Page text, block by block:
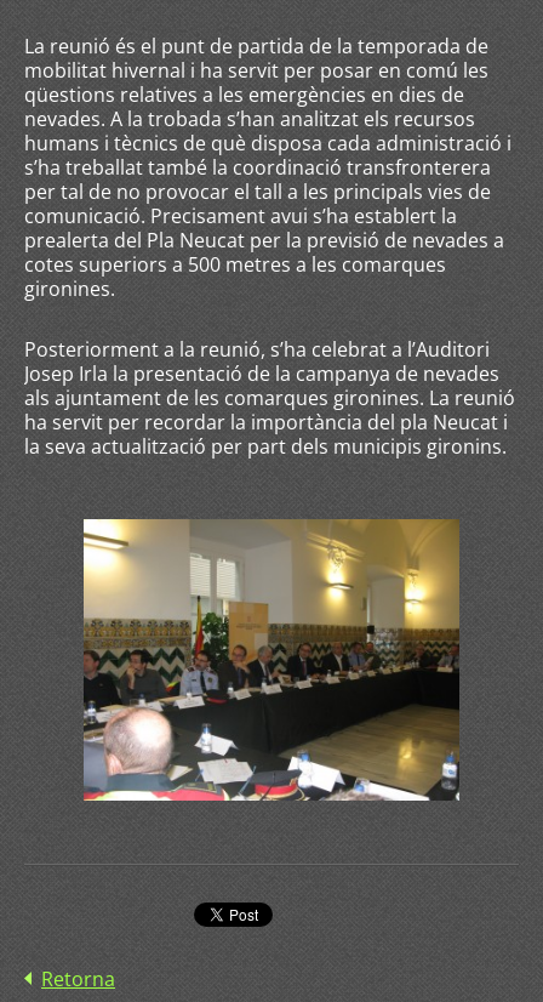
La reunió és el punt de partida de la temporada de
mobilitat hivernal i ha servit per posar en comú les
qüestions relatives a les emergències en dies de
nevades. A la trobada s’han analitzat els recursos
humans i tècnics de què disposa cada administració i
s’ha treballat també la coordinació transfronterera
per tal de no provocar el tall a les principals vies de
comunicació. Precisament avui s’ha establert la
prealerta del Pla Neucat per la previsió de nevades a
cotes superiors a 500 metres a les comarques
gironines.
Posteriorment a la reunió, s’ha celebrat a l’Auditori
Josep Irla la presentació de la campanya de nevades
als ajuntament de les comarques gironines. La reunió
ha servit per recordar la importància del pla Neucat i
la seva actualització per part dels municipis gironins.
Retorna